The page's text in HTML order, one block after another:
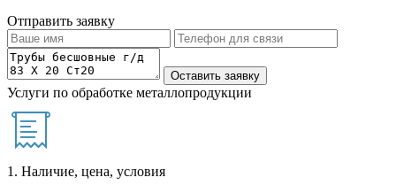
Отправить заявку
Услуги по обработке металлопродукции
1. Наличие, цена, условия